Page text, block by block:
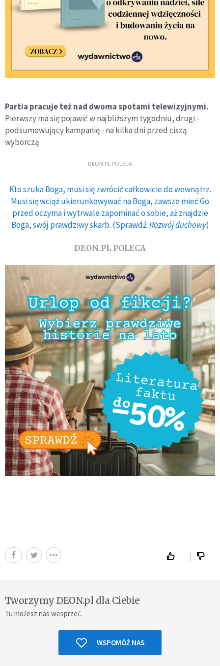
Partia pracuje też nad dwoma spotami telewizyjnymi.
Pierwszy ma się pojawić w najbliższym tygodniu, drugi -
podsumowujący kampanię - na kilka dni przed ciszą
wyborczą.
DEON.PL POLECA
Kto szuka Boga, musi się zwrócić całkowicie do wewnątrz.
Musi się wciąż ukierunkowywać na Boga, zawsze mieć Go
przed oczyma i wytrwale zapominać o sobie, aż znajdzie
Boga, swój prawdziwy skarb. (Sprawdź:Rozwój duchowy)
DEON.PL POLECA
Tworzymy DEON.pl dla Ciebie
Tu możesz nas wesprzeć.
WSPOMÓŻ NAS